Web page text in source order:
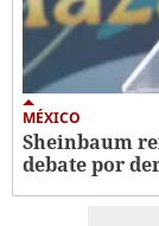
MÉXICO
Sheinbaum
debate por